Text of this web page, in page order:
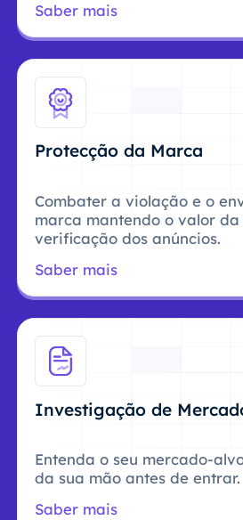
Saber mais
Protecção da Marca
Combater a violação e o
marca mantendo o valor
verificação dos anúncios.
Saber mais
Investigação de
Entenda o seu mercado-
da sua mão antes de entrar.
Saber mais